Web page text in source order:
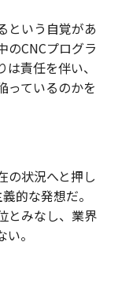
という自覚があ
のCNCプログラ
責任を伴い、
っているのかを
の状況へと押し
的な発想だ。
とみなし、業界
。